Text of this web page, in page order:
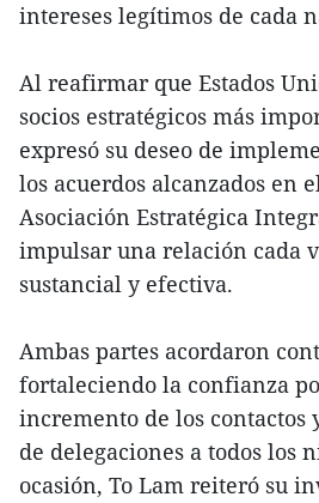
intereses legítimos de cada
Al reafirmar que Estados
socios estratégicos más
expresó su deseo de
los acuerdos alcanzados en
Asociación Estratégica
impulsar una relación cada
sustancial y efectiva.
Ambas partes acordaron
fortaleciendo la confianza
incremento de los contactos
de delegaciones a todos los
ocasión, To Lam reiteró su